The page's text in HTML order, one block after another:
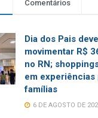
Comentários
Dia dos Pais deve
movimentar R$
no RN;
em experiências
famílias
6 DE AGOSTO DE